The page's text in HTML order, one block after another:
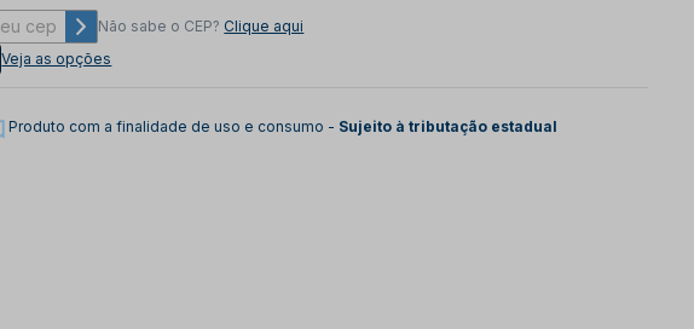
Não sabe o CEP? Clique aqui
Veja as opções
Produto com a finalidade de uso e consumo - Sujeito à tributação estadual